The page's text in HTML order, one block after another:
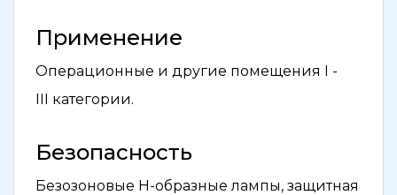
Применение
Операционные и другие помещения I -
III категории.
Безопасность
Безозоновые H-образные лампы, защитная